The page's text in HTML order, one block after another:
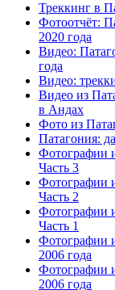
Треккинг в
Фотоотчёт:
2020 года
Видео:
года
Видео:
Видео из
в Андах
Фото из
Патагония:
Фотографии
Часть 3
Фотографии
Часть 2
Фотографии
Часть 1
Фотографии
2006 года
Фотографии
2006 года